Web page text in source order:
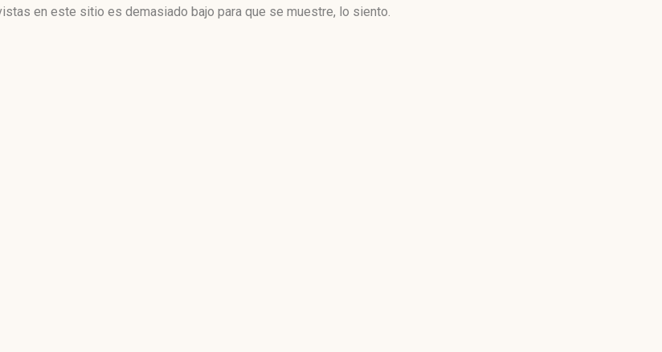
en este sitio es demasiado bajo para que se muestre, lo siento.